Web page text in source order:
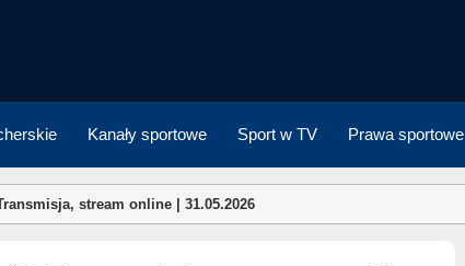
Kanały sportowe Sport w TV Prawa sportowe
stream online | 31.05.2026